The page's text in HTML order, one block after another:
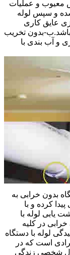
معیوب و عملیات
و سپس لوله
عایق کاری
بدون تخریب
و آب بندی با
بدون خرابی به
کرده و با
یابی لوله با
در کلیه
لوله با دستگاه
است که در
شخصی زندگی